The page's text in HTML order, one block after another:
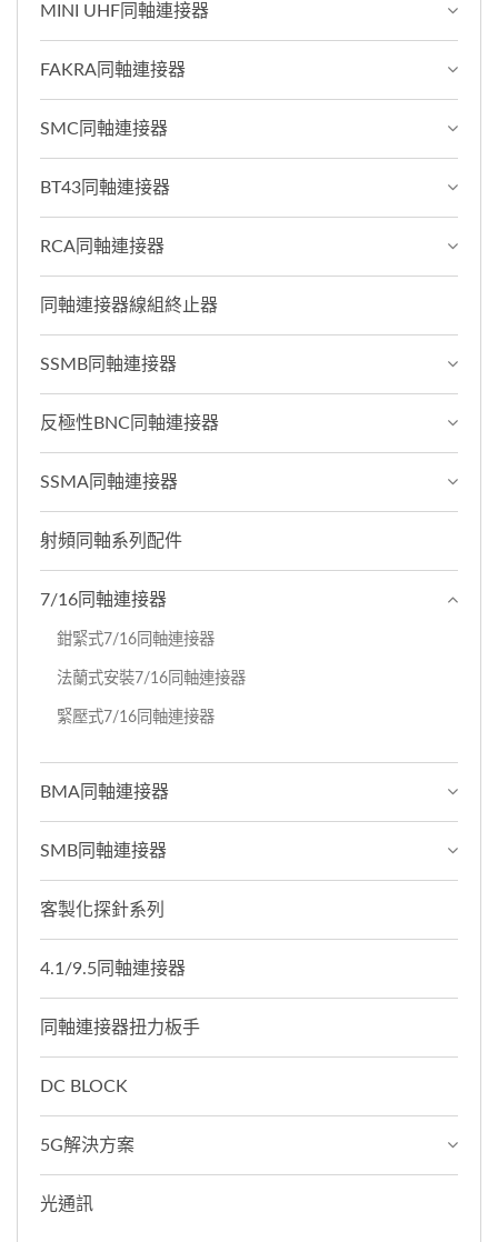
MINI UHF同軸連接器
FAKRA同軸連接器
SMC同軸連接器
BT43同軸連接器
RCA同軸連接器
同軸連接器線組終止器
SSMB同軸連接器
反極性BNC同軸連接器
SSMA同軸連接器
射頻同軸系列配件
7/16同軸連接器
鉗緊式7/16同軸連接器
法蘭式安裝7/16同軸連接器
緊壓式7/16同軸連接器
BMA同軸連接器
SMB同軸連接器
客製化探針系列
4.1/9.5同軸連接器
同軸連接器扭力板手
DC BLOCK
5G解決方案
光通訊